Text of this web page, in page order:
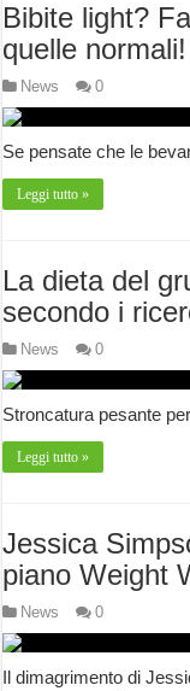
Bibite light?
quelle normali!
News 0
Se pensate che le
Leggi tutto »
La dieta del
secondo i
News 0
Stroncatura pesante
Leggi tutto »
Jessica
piano Weight
News 0
Il dimagrimento di